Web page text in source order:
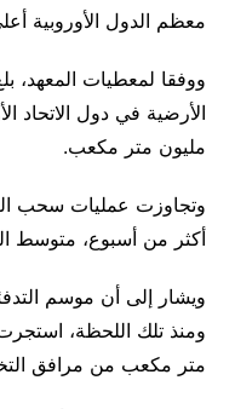
معظم الدول الأوروبية
ووفقا لمعطيات المعهد،
مليون متر مكعب.
وتجاوزت عمليات سحب
أكثر من أسبوع، متوسط
متر مكعب من مرافق